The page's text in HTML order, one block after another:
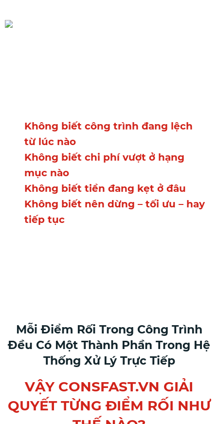
Không biết công trình đang lệch
từ lúc nào
Không biết chi phí vượt ở hạng
mục nào
Không biết tiền đang kẹt ở đâu
Không biết nên dừng – tối ưu – hay
tiếp tục
Mỗi Điểm Rối Trong Công Trình
Đều Có Một Thành Phần Trong Hệ
Thống Xử Lý Trực Tiếp
VẬY CONSFAST.VN GIẢI
QUYẾT TỪNG ĐIỂM RỐI NHƯ